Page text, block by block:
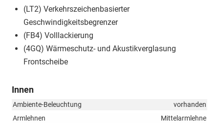
(LT2) Verkehrszeichenbasierter
Geschwindigkeitsbegrenzer
(FB4) Volllackierung
(4GQ) Wärmeschutz- und Akustikverglasung
Frontscheibe
Innen
Ambiente-Beleuchtung
vorhanden
Armlehnen
Mittelarmlehne